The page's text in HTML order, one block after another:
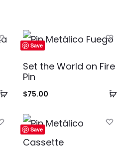
Añadir
carrito
Save
Set the World on Fire
Pin
$75.00
Save